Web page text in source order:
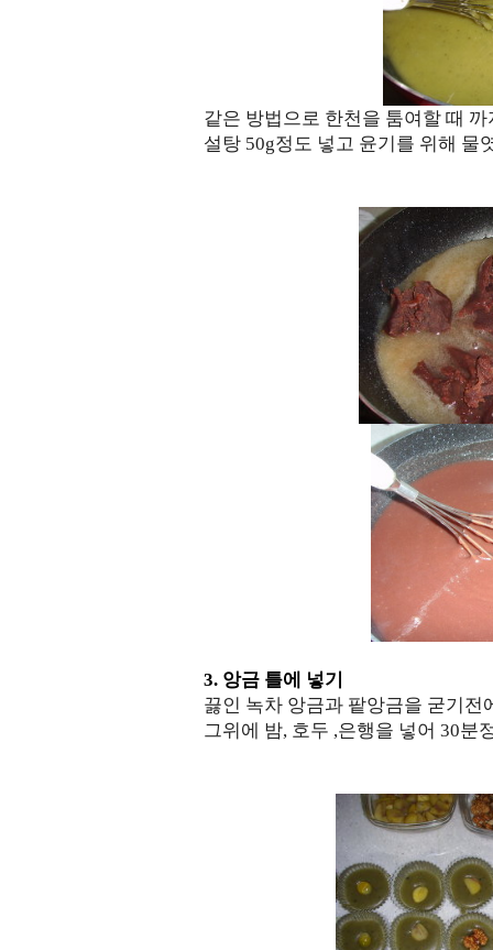
같은 방법으로 한천을 툼여할 때
설탕 50g정도 넣고 윤기를 위해 물
3. 앙금 틀에 넣기
끓인 녹차 앙금과 팥앙금을 굳기전
그위에 밤, 호두 ,은행을 넣어 30분